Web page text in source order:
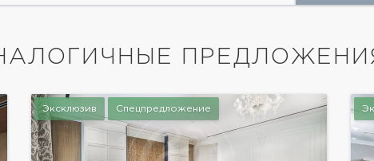
Эксклюзив Спецпредложение